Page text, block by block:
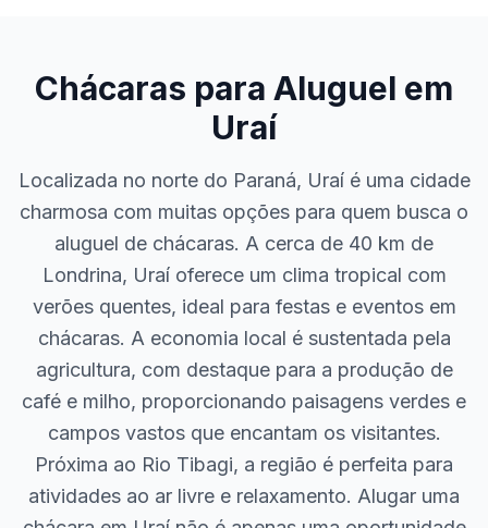
Chácaras para Aluguel em
Uraí
Localizada no norte do Paraná, Uraí é uma cidade
charmosa com muitas opções para quem busca o
aluguel de chácaras. A cerca de 40 km de
Londrina, Uraí oferece um clima tropical com
verões quentes, ideal para festas e eventos em
chácaras. A economia local é sustentada pela
agricultura, com destaque para a produção de
café e milho, proporcionando paisagens verdes e
campos vastos que encantam os visitantes.
Próxima ao Rio Tibagi, a região é perfeita para
atividades ao ar livre e relaxamento. Alugar uma